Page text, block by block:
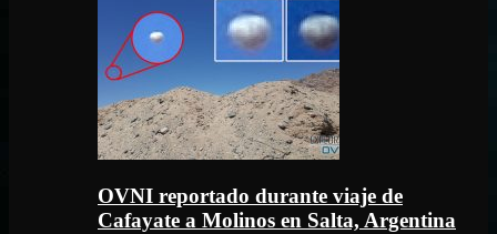
OVNI reportado durante viaje de
Cafayate a Molinos en Salta, Argentina